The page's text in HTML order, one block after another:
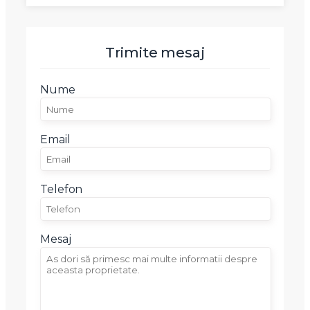
Trimite mesaj
Nume
Email
Telefon
Mesaj